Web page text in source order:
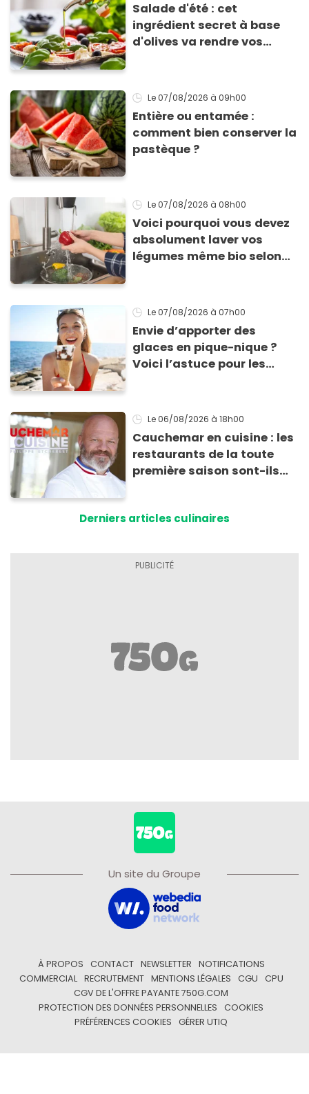
Salade d'été : cet
ingrédient secret à base
d'olives va rendre vos
Le 07/08/2026 à 09h00
Entière ou entamée :
comment bien conserver la
pastèque ?
Le 07/08/2026 à 08h00
Voici pourquoi vous devez
absolument laver vos
légumes même bio selon
Le 07/08/2026 à 07h00
Envie d’apporter des
glaces en pique-nique ?
Voici l’astuce pour les
ne fondent !
Le 06/08/2026 à 18h00
Cauchemar en cuisine : les
restaurants de la toute
première saison sont-ils
Derniers articles culinaires
Un site du Groupe
À PROPOS CONTACT NEWSLETTER
NOTIFICATIONS
COMMERCIAL
RECRUTEMENT MENTIONS LÉGALES CGU
CPU
CGV DE L'OFFRE PAYANTE 750G.COM
PROTECTION DES DONNÉES PERSONNELLES
COOKIES
PRÉFÉRENCES COOKIES
GÉRER UTIQ